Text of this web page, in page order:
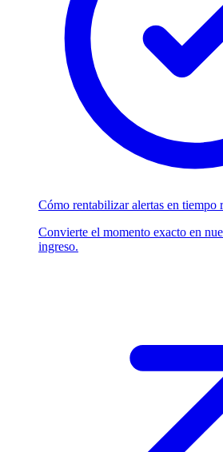
Cómo rentabilizar alertas en tiempo
Convierte el momento exacto en
ingreso.